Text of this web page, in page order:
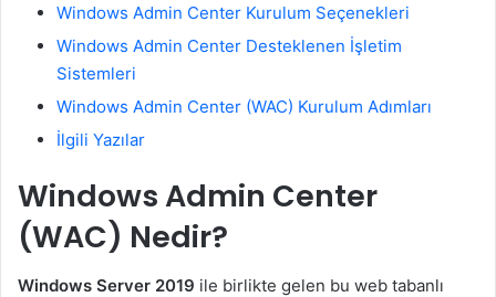
Windows Admin Center Kurulum Seçenekleri
Windows Admin Center Desteklenen İşletim
Sistemleri
Windows Admin Center (WAC) Kurulum Adımları
İlgili Yazılar
Windows Admin Center
(WAC) Nedir?
Windows Server 2019 ile birlikte gelen bu web tabanlı